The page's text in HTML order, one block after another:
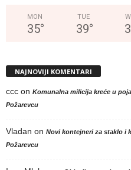
MON
35°
TUE
39°
NAJNOVIJI KOMENTARI
ccc on Komunalna milicija kreće u
Požarevcu
Vladan on Novi kontejneri za staklo i
Požarevcu